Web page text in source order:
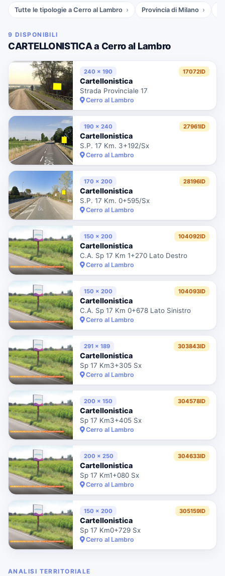
Tutte le tipologie a Cerro al Lambro Provincia di Milano
9 DISPONIBILI
CARTELLONISTICA a Cerro al Lambro
240 x 190 17072ID
Cartellonistica
Strada Provinciale 17
Cerro al Lambro
190 x 240 27961ID
Cartellonistica
S.P. 17 Km. 3+192/Sx
Cerro al Lambro
170 x 200 28196ID
Cartellonistica
S.P. 17 Km. 0+595/Sx
Cerro al Lambro
150 x 200 104092ID
Cartellonistica
C.A. Sp 17 Km 1+270 Lato Destro
Cerro al Lambro
150 x 200 104093ID
Cartellonistica
C.A. Sp 17 Km 0+678 Lato Sinistro
Cerro al Lambro
291 x 189 303843ID
Cartellonistica
Sp 17 Km3+305 Sx
Cerro al Lambro
200 x 150 304578ID
Cartellonistica
Sp 17 Km3+405 Sx
Cerro al Lambro
200 x 250 304633ID
Cartellonistica
Sp 17 Km1+080 Sx
Cerro al Lambro
150 x 200 305159ID
Cartellonistica
Sp 17 Km0+729 Sx
Cerro al Lambro
ANALISI TERRITORIALE